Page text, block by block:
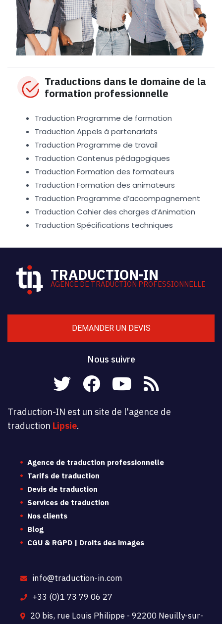
Traductions dans le domaine de la
formation professionnelle
Traduction Programme de formation
Traduction Appels à partenariats
Traduction Programme de travail
Traduction Contenus pédagogiques
Traduction Formation des formateurs
Traduction Formation des animateurs
Traduction Programme d’accompagnement
Traduction Cahier des charges d’Animation
Traduction Spécifications techniques
TRADUCTION-IN
AGENCE DE TRADUCTION PROFESSIONNELLE
DEMANDER UN DEVIS
Nous suivre
Traduction-IN est un site de l'agence de
traduction Lipsie.
Agence de traduction professionnelle
Tarifs de traduction
Devis de traduction
Services de traduction
Nos clients
Blog
CGU & RGPD | Droits des images
info@traduction-in.com
+33 (0)1 73 79 06 27
20 bis, rue Louis Philippe - 92200 Neuilly-sur-